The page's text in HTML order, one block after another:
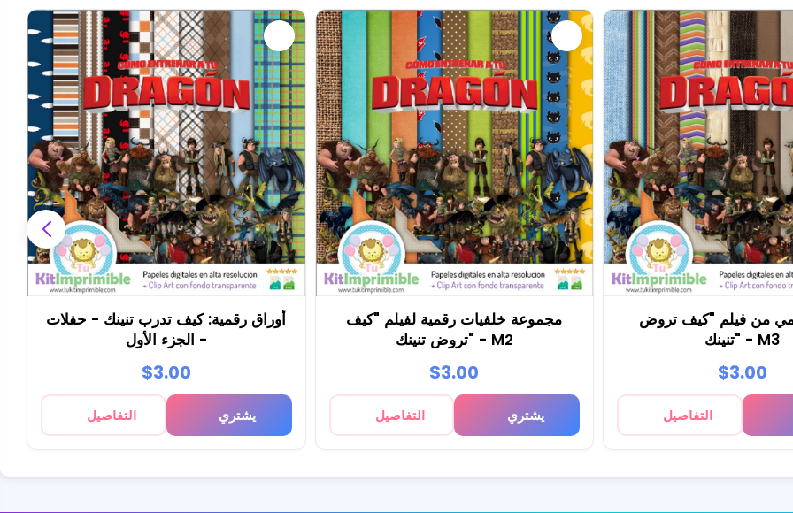
أوراق رقمية: كيف تدرب تنينك - حفلات
- الجزء الأول
$3.00
التفاصيل يشتري
مجموعة خلفيات رقمية لفيلم "كيف
تروض تنينك" - M2
$3.00
التفاصيل يشتري
من فيلم "كيف تروض
تنينك" - M3
$3.00
التفاصيل